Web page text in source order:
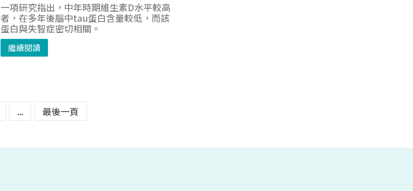
一項研究指出，中年時期維生素D水平較高
者，在多年後腦中tau蛋白含量較低，而該
蛋白與失智症密切相關。
繼續閱讀
... 最後一頁